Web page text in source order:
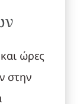
ώρες
στην